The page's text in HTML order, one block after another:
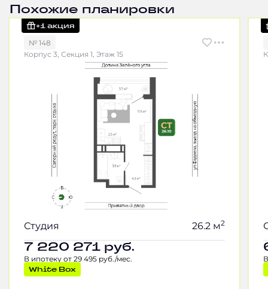
Похожие планировки
+1 акция
№ 148
Корпус 3, Секция 1, Этаж 15
Студия 26.2 м2
7 220 271 руб.
В ипотеку от 29 495 руб./мес.
White Box